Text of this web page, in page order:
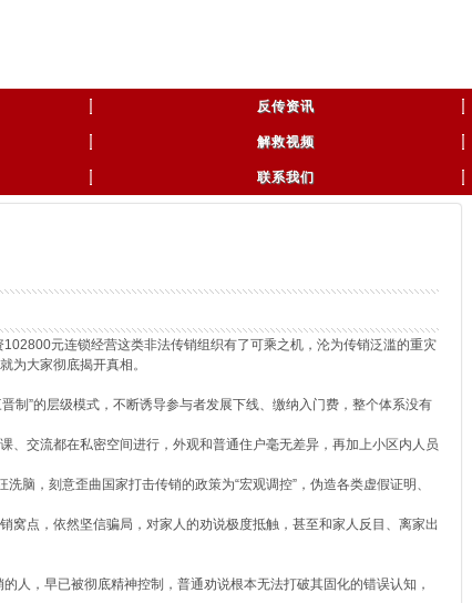
反传资讯
解救视频
联系我们
元连锁经营这类非法传销组织有了可乘之机，沦为传销泛滥的重灾
为大家彻底揭开真相。
制”的层级模式，不断诱导参与者发展下线、缴纳入门费，整个体系没有
交流都在私密空间进行，外观和普通住户毫无差异，再加上小区内人员
脑，刻意歪曲国家打击传销的政策为“宏观调控”，伪造各类虚假证明、
点，依然坚信骗局，对家人的劝说极度抵触，甚至和家人反目、离家出
，早已被彻底精神控制，普通劝说根本无法打破其固化的错误认知，